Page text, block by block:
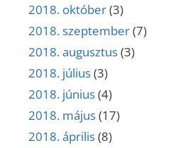
2018. október(3)
2018. szeptember(7)
2018. augusztus(3)
2018. július(3)
2018. június(4)
2018. május(17)
2018. április(8)